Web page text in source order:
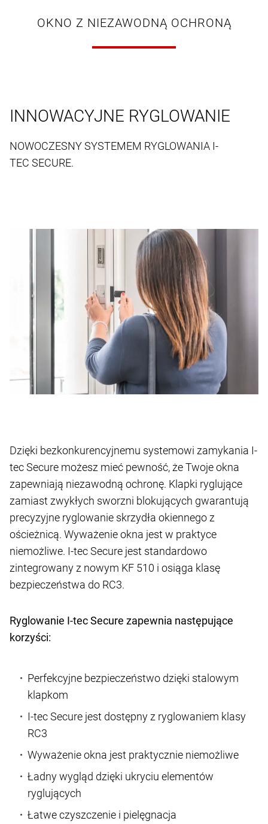
OKNO Z NIEZAWODNĄ OCHRONĄ
INNOWACYJNE RYGLOWANIE
NOWOCZESNY SYSTEMEM RYGLOWANIA I-
TEC SECURE.
Dzięki bezkonkurencyjnemu systemowi zamykania I-
tec Secure możesz mieć pewność, że Twoje okna
zapewniają niezawodną ochronę. Klapki ryglujące
zamiast zwykłych sworzni blokujących gwarantują
precyzyjne ryglowanie skrzydła okiennego z
ościeżnicą. Wyważenie okna jest w praktyce
niemożliwe. I-tec Secure jest standardowo
zintegrowany z nowym KF 510 i osiąga klasę
bezpieczeństwa do RC3.
Ryglowanie I-tec Secure zapewnia następujące
korzyści:
Perfekcyjne bezpieczeństwo dzięki stalowym
klapkom
I-tec Secure jest dostępny z ryglowaniem klasy
RC3
Wyważenie okna jest praktycznie niemożliwe
Ładny wygląd dzięki ukryciu elementów
ryglujących
Łatwe czyszczenie i pielęgnacja